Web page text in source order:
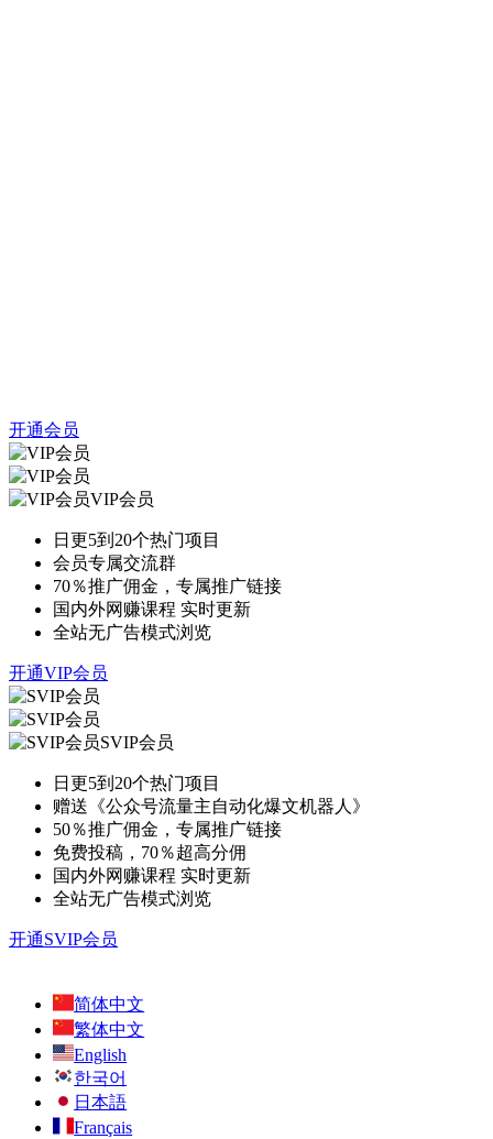
开通会员
VIP会员
日更5到20个热门项目
会员专属交流群
70％推广佣金，专属推广链接
国内外网赚课程 实时更新
全站无广告模式浏览
开通VIP会员
SVIP会员
日更5到20个热门项目
赠送《公众号流量主自动化爆文机器人》
50％推广佣金，专属推广链接
免费投稿，70％超高分佣
国内外网赚课程 实时更新
全站无广告模式浏览
开通SVIP会员
简体中文
繁体中文
English
한국어
日本語
Français